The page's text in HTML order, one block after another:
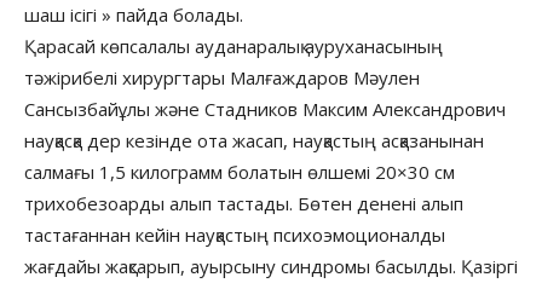
шаш ісігі » пайда болады.
Қарасай көпсалалы ауданаралық ауруханасының
тәжірибелі хирургтары Малғаждаров Мәулен
Сансызбайұлы және Стадников Максим Александрович
науқасқа дер кезінде ота жасап, науқастың асқазанынан
салмағы 1,5 килограмм болатын өлшемі 20×30 см
трихобезоарды алып тастады. Бөтен денені алып
тастағаннан кейін науқастың психоэмоционалды
жағдайы жақсарып, ауырсыну синдромы басылды. Қазіргі